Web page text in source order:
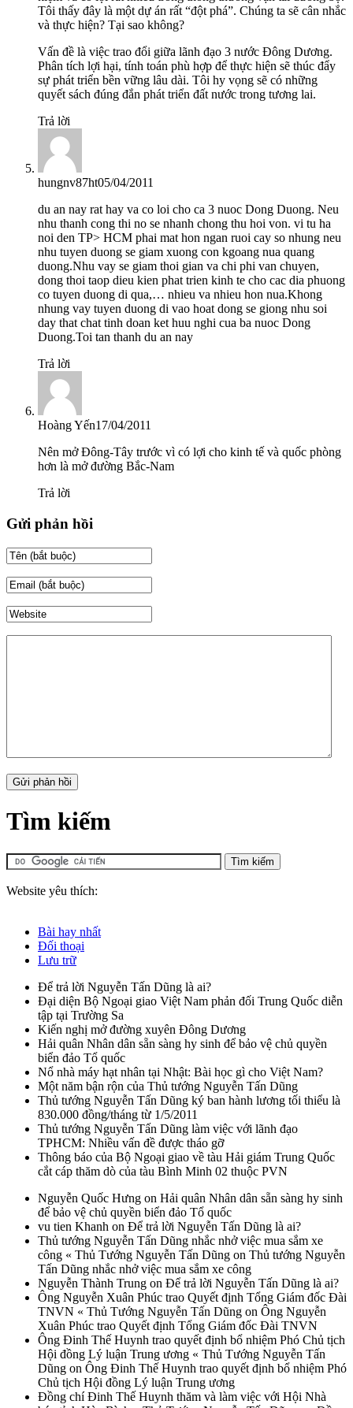
Tôi thấy đây là một dự án rất “đột phá”. Chúng ta sẽ cân nhắc
và thực hiện? Tại sao không?
Vấn đề là việc trao đổi giữa lãnh đạo 3 nước Đông Dương.
Phân tích lợi hại, tính toán phù hợp để thực hiện sẽ thúc đẩy
sự phát triển bền vững lâu dài. Tôi hy vọng sẽ có những
quyết sách đúng đắn phát triển đất nước trong tương lai.
Trả lời
hungnv87ht05/04/2011
du an nay rat hay va co loi cho ca 3 nuoc Dong Duong. Neu
nhu thanh cong thi no se nhanh chong thu hoi von. vi tu ha
noi den TP> HCM phai mat hon ngan ruoi cay so nhung neu
nhu tuyen duong se giam xuong con kgoang nua quang
duong.Nhu vay se giam thoi gian va chi phi van chuyen,
dong thoi taop dieu kien phat trien kinh te cho cac dia phuong
co tuyen duong di qua,… nhieu va nhieu hon nua.Khong
nhung vay tuyen duong di vao hoat dong se giong nhu soi
day that chat tinh doan ket huu nghi cua ba nuoc Dong
Duong.Toi tan thanh du an nay
Trả lời
Hoàng Yến17/04/2011
Nên mở Đông-Tây trước vì có lợi cho kinh tế và quốc phòng
hơn là mở đường Bắc-Nam
Trả lời
Gửi phản hồi
Tìm kiếm
Website yêu thích:
Bài hay nhất
Đối thoại
Lưu trữ
Để trả lời Nguyễn Tấn Dũng là ai?
Đại diện Bộ Ngoại giao Việt Nam phản đối Trung Quốc diễn
tập tại Trường Sa
Kiến nghị mở đường xuyên Đông Dương
Hải quân Nhân dân sẵn sàng hy sinh để bảo vệ chủ quyền
biển đảo Tổ quốc
Nổ nhà máy hạt nhân tại Nhật: Bài học gì cho Việt Nam?
Một năm bận rộn của Thủ tướng Nguyễn Tấn Dũng
Thủ tướng Nguyễn Tấn Dũng ký ban hành lương tối thiểu là
830.000 đồng/tháng từ 1/5/2011
Thủ tướng Nguyễn Tấn Dũng làm việc với lãnh đạo
TPHCM: Nhiều vấn đề được tháo gỡ
Thông báo của Bộ Ngoại giao về tàu Hải giám Trung Quốc
cắt cáp thăm dò của tàu Bình Minh 02 thuộc PVN
Nguyễn Quốc Hưng on Hải quân Nhân dân sẵn sàng hy sinh
để bảo vệ chủ quyền biển đảo Tổ quốc
vu tien Khanh on Để trả lời Nguyễn Tấn Dũng là ai?
Thủ tướng Nguyễn Tấn Dũng nhắc nhở việc mua sắm xe
công « Thủ Tướng Nguyễn Tấn Dũng on Thủ tướng Nguyễn
Tấn Dũng nhắc nhở việc mua sắm xe công
Nguyễn Thành Trung on Để trả lời Nguyễn Tấn Dũng là ai?
Ông Nguyễn Xuân Phúc trao Quyết định Tổng Giám đốc Đài
TNVN « Thủ Tướng Nguyễn Tấn Dũng on Ông Nguyễn
Xuân Phúc trao Quyết định Tổng Giám đốc Đài TNVN
Ông Đinh Thế Huynh trao quyết định bổ nhiệm Phó Chủ tịch
Hội đồng Lý luận Trung ương « Thủ Tướng Nguyễn Tấn
Dũng on Ông Đinh Thế Huynh trao quyết định bổ nhiệm Phó
Chủ tịch Hội đồng Lý luận Trung ương
Đồng chí Đinh Thế Huynh thăm và làm việc với Hội Nhà